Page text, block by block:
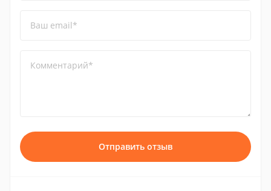
Ваш email*
Комментарий*
Отправить отзыв